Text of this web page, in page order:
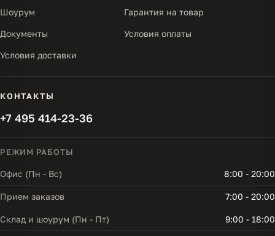
Шоурум Гарантия на товар
Документы Условия оплаты
Условия доставки
КОНТАКТЫ
+7 495 414-23-36
РЕЖИМ РАБОТЫ
Офис (Пн - Вс) 8:00 - 20:00
Прием заказов 7:00 - 20:00
Склад и шоурум (Пн - Пт) 9:00 - 18:00